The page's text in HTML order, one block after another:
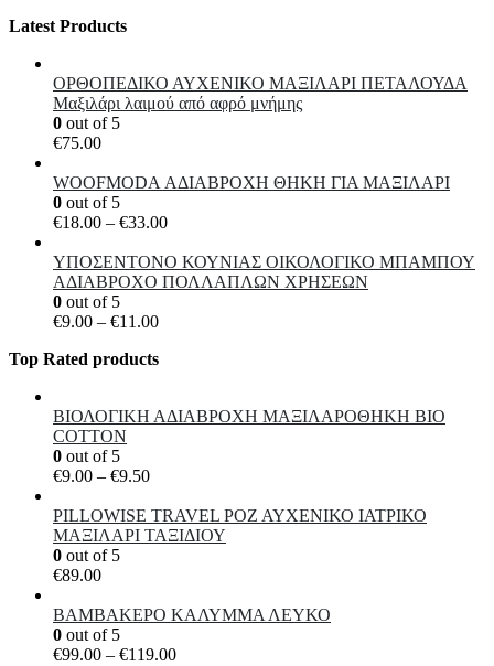
Latest Products
ΟΡΘΟΠΕΔΙΚΟ ΑΥΧΕΝΙΚΟ ΜΑΞΙΛΑΡΙ ΠΕΤΑΛΟΥΔΑ
Μαξιλάρι λαιμού από αφρό μνήμης
0 out of 5
€75.00
WOOFMODA ΑΔΙΑΒΡΟΧΗ ΘΗΚΗ ΓΙΑ ΜΑΞΙΛΑΡΙ
0 out of 5
€18.00 – €33.00Price
€18.00
through
ΥΠΟΣΕΝΤΟΝΟ ΚΟΥΝΙΑΣ ΟΙΚΟΛΟΓΙΚΟ ΜΠΑΜΠΟΥ
ΑΔΙΑΒΡΟΧΟ ΠΟΛΛΑΠΛΩΝ ΧΡΗΣΕΩΝ
0 out of 5
€9.00 – €11.00Price
€9.00
Top Rated products
ΒΙΟΛΟΓΙΚΗ ΑΔΙΑΒΡΟΧΗ ΜΑΞΙΛΑΡΟΘΗΚΗ BIO
COTTON
0 out of 5
€9.00 – €9.50Price
€9.00
through
PILLOWISE TRAVEL ΡΟΖ ΑΥΧΕΝΙΚΟ ΙΑΤΡΙΚΟ
ΜΑΞΙΛΑΡΙ ΤΑΞΙΔΙΟΥ
0 out of 5
€89.00
ΒΑΜΒΑΚΕΡΟ ΚΑΛΥΜΜΑ ΛΕΥΚΟ
0 out of 5
€99.00 – €119.00Price